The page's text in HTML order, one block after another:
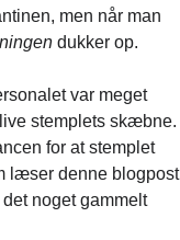
men når man
dukker op.
var meget
stemplets skæbne.
for at stemplet
læser denne blogpost
noget gammelt